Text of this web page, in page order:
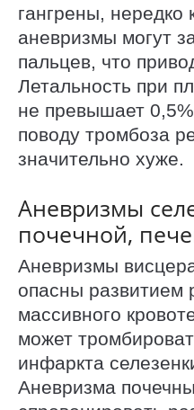
гангрены, нередко
аневризмы могут
пальцев, что
Летальность при
не превышает
поводу тромбоза
значительно хуже.
Аневризмы
почечной,
Аневризмы
опасны развитием
массивного
может
инфаркта
Аневризма